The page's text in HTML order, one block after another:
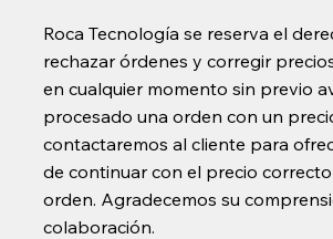
Roca Tecnología se reserva el
rechazar órdenes y corregir
en cualquier momento sin previo
procesado una orden con un
contactaremos al cliente para
de continuar con el precio
orden. Agradecemos su
colaboración.